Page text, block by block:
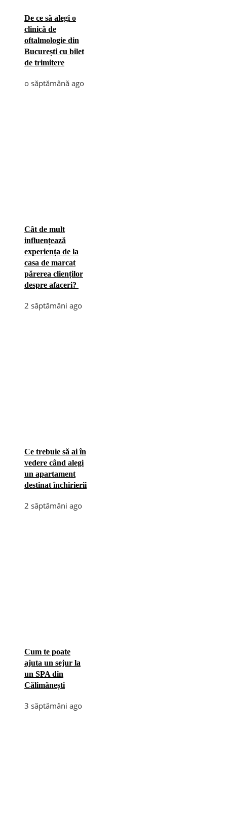
De ce să alegi o
clinică de
oftalmologie din
București cu bilet
de trimitere
o săptămână ago
Cât de mult
influențează
experiența de la
casa de marcat
părerea clienților
despre afaceri?
2 săptămâni ago
Ce trebuie să ai în
vedere când alegi
un apartament
destinat închirierii
2 săptămâni ago
Cum te poate
ajuta un sejur la
un SPA din
Călimănești
3 săptămâni ago